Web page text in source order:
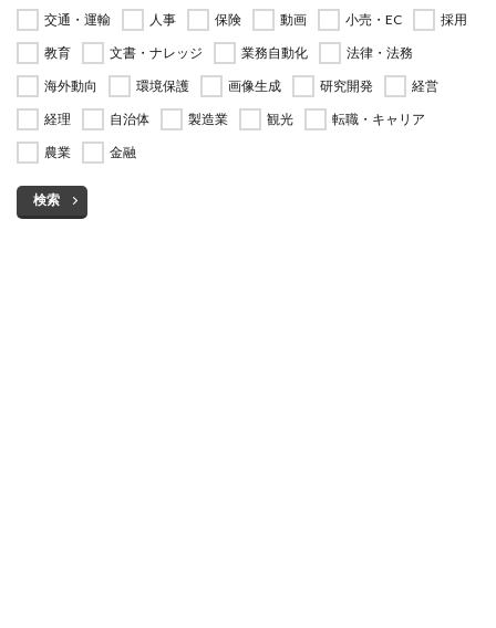
交通・運輸 人事 保険 動画 小売・EC
採用
教育
文書・ナレッジ 業務自動化
法律・法務
海外動向
環境保護 画像生成 研究開発
経営
経理
自治体 製造業 観光
転職・キャリア
農業
金融
検索